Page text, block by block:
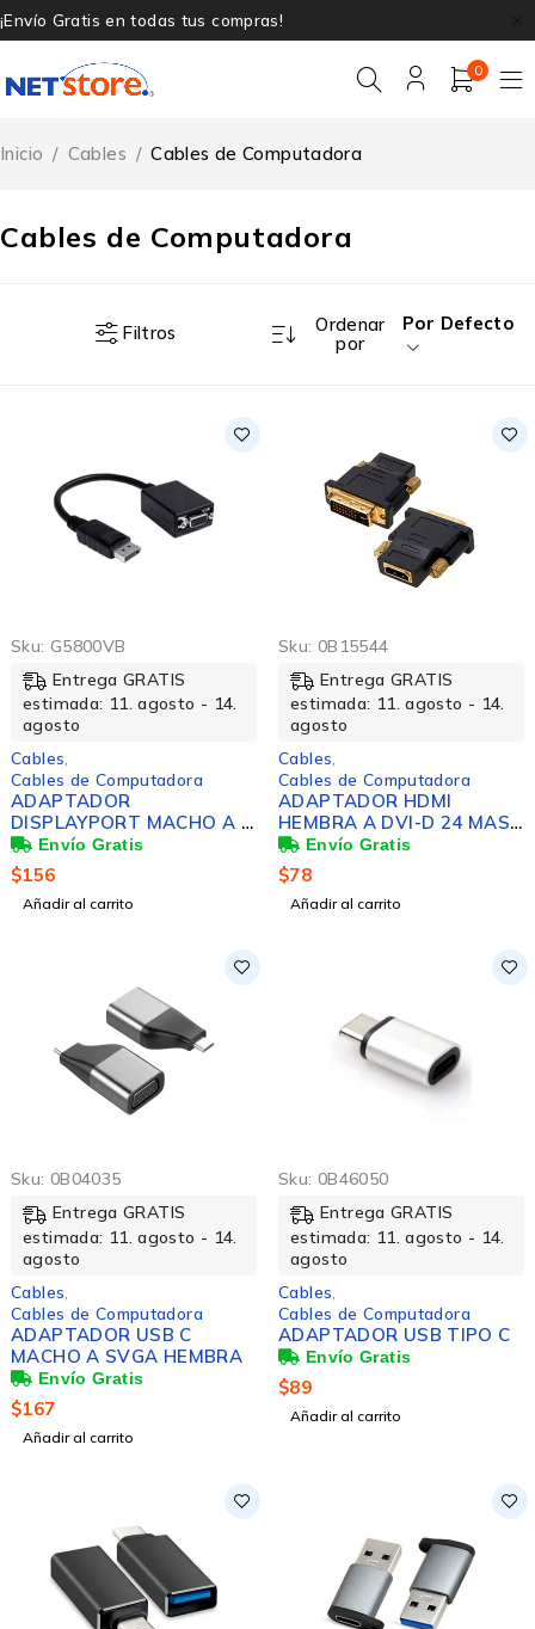
¡Envío Gratis en todas tus compras!
0
Cables de Computadora
Inicio / Cables / Cables de Computadora
Filtros
Ordenar
por
Por Defecto
Sku: G5800VB
Entrega GRATIS
estimada: 11. agosto - 14.
agosto
Cables
Cables de Computadora
ADAPTADOR
DISPLAYPORT MACHO A S
VGA HEMBRA 10CMS
BROBOTIX
$156
Añadir al carrito
Sku: 0B15544
Entrega GRATIS
estimada: 11. agosto - 14.
agosto
Cables
Cables de Computadora
ADAPTADOR HDMI
HEMBRA A DVI-D 24 MAS
1 M
$78
Añadir al carrito
Sku: 0B04035
Entrega GRATIS
estimada: 11. agosto - 14.
agosto
Cables
Cables de Computadora
ADAPTADOR USB C
MACHO A SVGA HEMBRA
$167
Añadir al carrito
Sku: 0B46050
Entrega GRATIS
estimada: 11. agosto - 14.
agosto
Cables
Cables de Computadora
ADAPTADOR USB TIPO C
$89
Añadir al carrito